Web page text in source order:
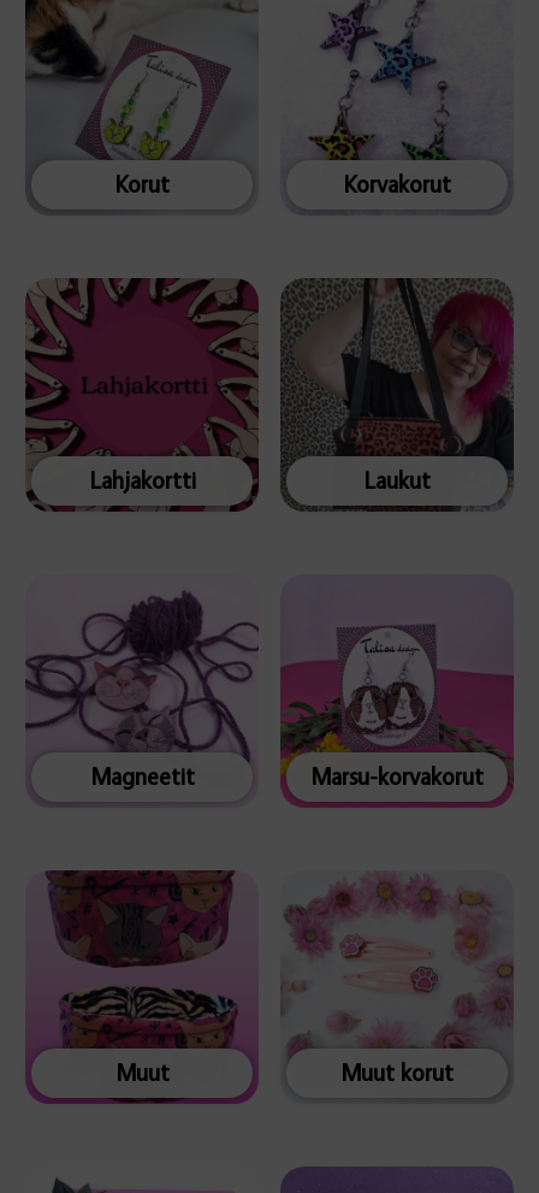
Korut Korvakorut
Lahjakortti Laukut
Magneetit Marsu-korvakorut
Muut Muut korut